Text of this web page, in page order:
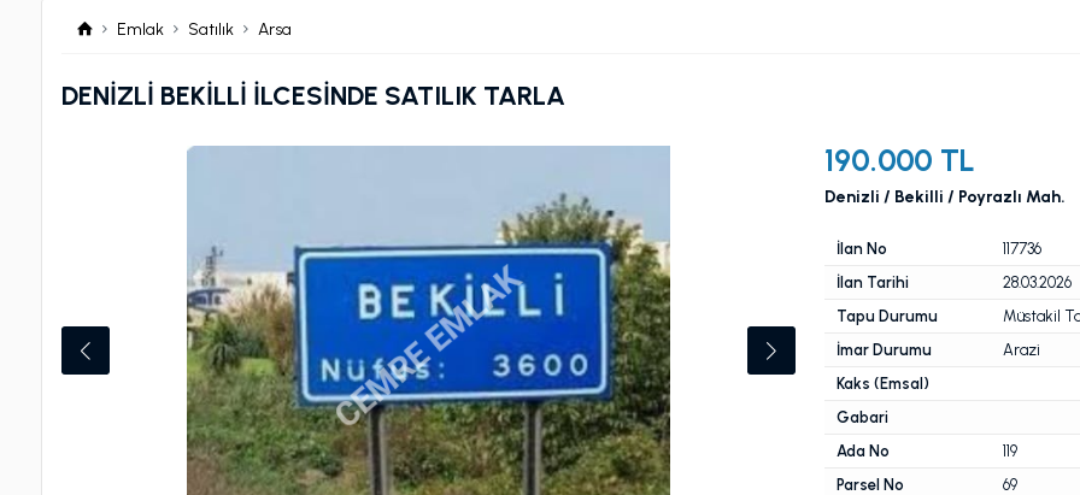
Emlak Satılık Arsa
DENİZLİ BEKİLLİ İLCESİNDE SATILIK TARLA
190.000 TL
Denizli / Bekilli / Poyrazlı Mah.
İlan No
117736
İlan Tarihi
28.03.2026
Tapu Durumu
Müstakil
İmar Durumu
Arazi
Kaks (Emsal)
Gabari
Ada No
119
Parsel No
69